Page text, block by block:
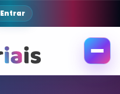
Entrar
Abrir